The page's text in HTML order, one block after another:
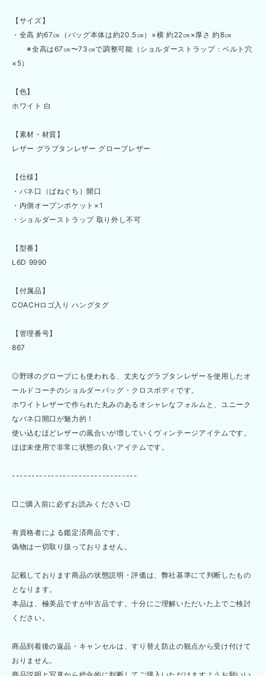
【サイズ】
・全高 約67㎝（バッグ本体は約20.5㎝）×横 約22㎝×厚さ 約8㎝
※全高は67㎝〜73㎝で調整可能（ショルダーストラップ：ベルト穴
×5）
【色】
ホワイト 白
【素材・材質】
レザー グラブタンレザー グローブレザー
【仕様】
・バネ口（ばねぐち）開口
・内側オープンポケット×1
・ショルダーストラップ 取り外し不可
【型番】
L6D 9990
【付属品】
COACHロゴ入り ハングタグ
【管理番号】
867
◎野球のグローブにも使われる、丈夫なグラブタンレザーを使用したオ
ールドコーチのショルダーバッグ・クロスボディです。
ホワイトレザーで作られた丸みのあるオシャレなフォルムと、ユニーク
なバネ口開口が魅力的！
使い込むほどレザーの風合いが増していくヴィンテージアイテムです。
ほぼ未使用で非常に状態の良いアイテムです。
--------------------------------
□ご購入前に必ずお読みください□
有資格者による鑑定済商品です。
偽物は一切取り扱っておりません。
記載しております商品の状態説明・評価は、弊社基準にて判断したもの
となります。
本品は、極美品ですが中古品です。十分にご理解いただいた上でご検討
ください。
商品到着後の返品・キャンセルは、すり替え防止の観点から受け付けて
おりません。